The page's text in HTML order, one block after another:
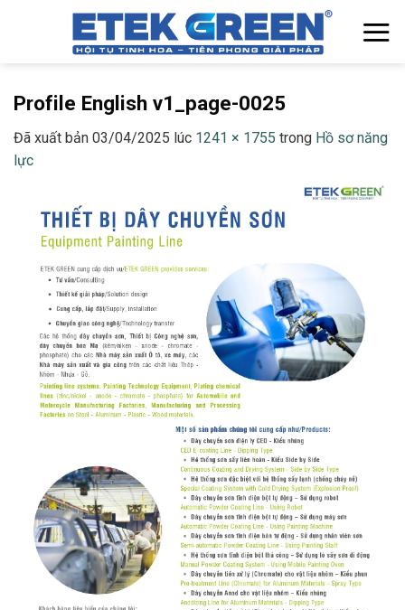
Profile English v1_page-0025
Đã xuất bản 03/04/2025 lúc 1241 × 1755 trong Hồ sơ năng
lực